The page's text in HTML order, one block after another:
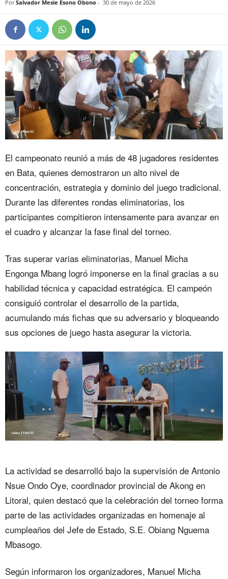
Por Salvador Mesie Esono Obono - 30 de mayo de 2026
El campeonato reunió a más de 48 jugadores residentes
en Bata, quienes demostraron un alto nivel de
concentración, estrategia y dominio del juego tradicional.
Durante las diferentes rondas eliminatorias, los
participantes compitieron intensamente para avanzar en
el cuadro y alcanzar la fase final del torneo.
Tras superar varias eliminatorias, Manuel Micha
Engonga Mbang logró imponerse en la final gracias a su
habilidad técnica y capacidad estratégica. El campeón
consiguió controlar el desarrollo de la partida,
acumulando más fichas que su adversario y bloqueando
sus opciones de juego hasta asegurar la victoria.
La actividad se desarrolló bajo la supervisión de Antonio
Nsue Ondo Oye, coordinador provincial de Akong en
Litoral, quien destacó que la celebración del torneo forma
parte de las actividades organizadas en homenaje al
cumpleaños del Jefe de Estado, S.E. Obiang Nguema
Mbasogo.
Según informaron los organizadores, Manuel Micha